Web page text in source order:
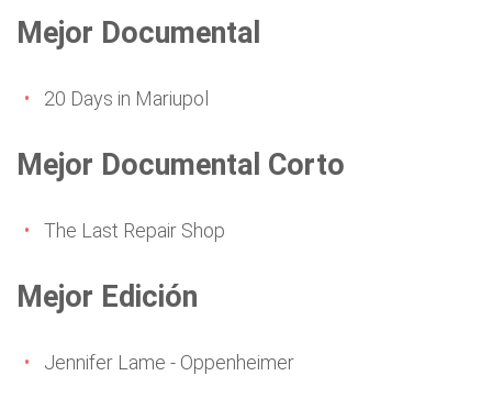
Mejor Documental
20 Days in Mariupol
Mejor Documental Corto
The Last Repair Shop
Mejor Edición
Jennifer Lame - Oppenheimer